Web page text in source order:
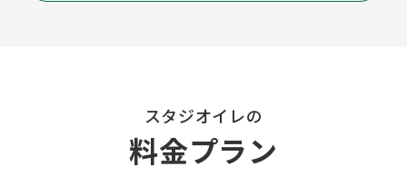
スタジオイレの
料金プラン